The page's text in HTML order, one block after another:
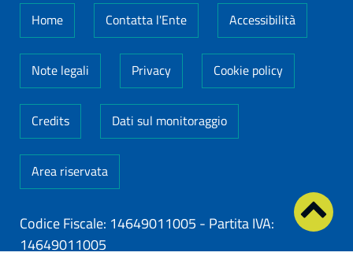
Home Contatta l'Ente Accessibilità
Note legali Privacy Cookie policy
Credits Dati sul monitoraggio
Area riservata
Codice Fiscale: 14649011005 - Partita IVA:
14649011005